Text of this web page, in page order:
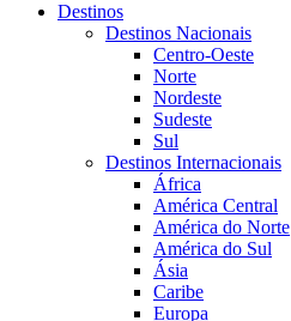
Destinos
Destinos Nacionais
Centro-Oeste
Norte
Nordeste
Sudeste
Sul
Destinos Internacionais
África
América Central
América do Norte
América do Sul
Ásia
Caribe
Europa